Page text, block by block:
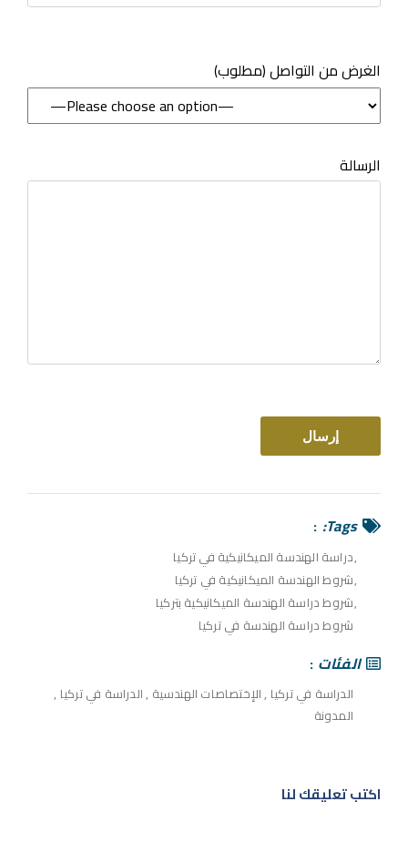
(مطلوب) الغرض من التواصل
الرسالة
Tags:
دراسة الهندسة الميكانيكية في تركيا
شروط الهندسة الميكانيكية في تركيا
شروط دراسة الهندسة الميكانيكية بتركيا
شروط دراسة الهندسة في تركيا
الفئات
الدراسة في تركيا ,الإختصاصات الهندسية ,الدراسة في تركيا ,
المدونة
اكتب تعليقك لنا